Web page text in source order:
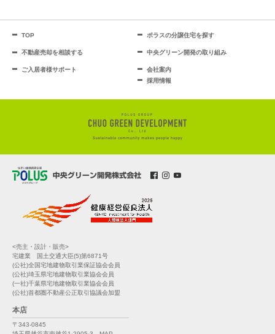
TOP ポラスの分譲住宅を探す
不動産売却を相談する 中央グリーン開発の取り組み
ご入居者様サポート
会社案内
採用情報
<売主・設計・販売>
宅建業 国土交通大臣(5)第6871号
(公社)全国宅地建物取引業保証協会会員
(公社)埼玉県宅地建物取引業協会会員
(一社)千葉県宅地建物取引業協会会員
(公社)首都圏不動産公正取引協議会加盟
本店
〒343-0845